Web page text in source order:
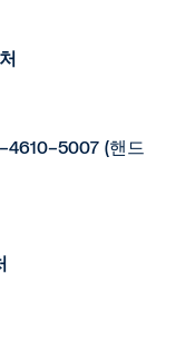
4610-5007 (핸드